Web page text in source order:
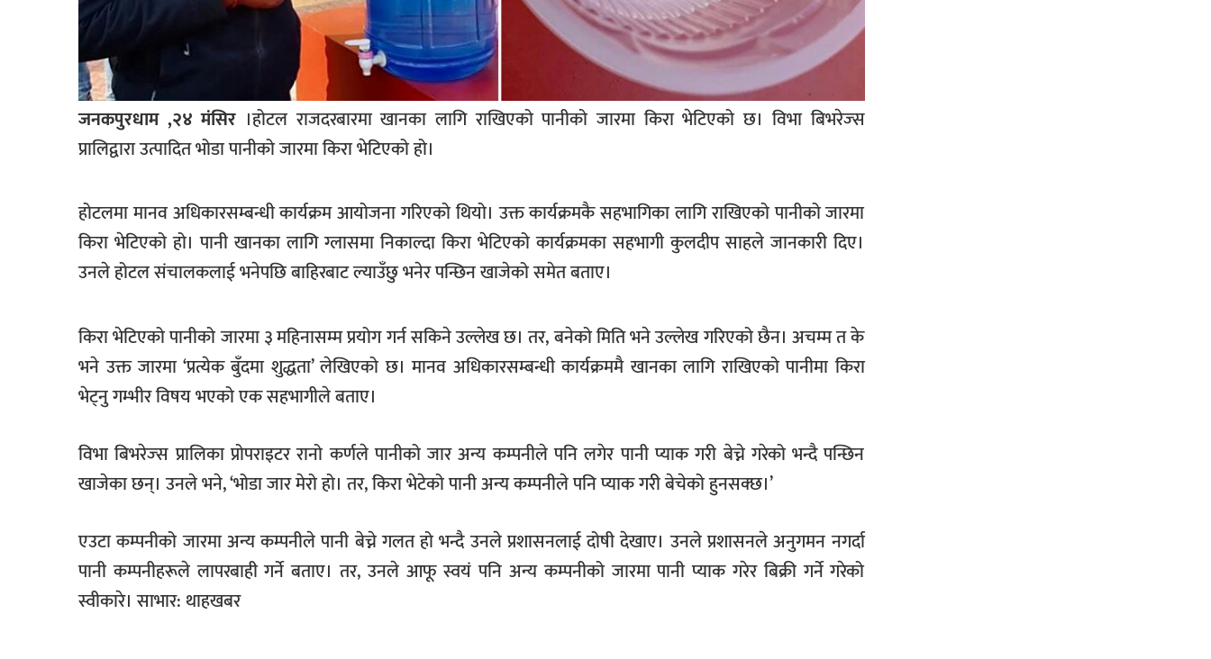
जनकपुरधाम ,२४ मंसिर ।होटल राजदरबारमा खानका लागि राखिएको पानीको जारमा किरा भेटिएको छ। विभा बिभरेज्स
प्रालिद्वारा उत्पादित भोडा पानीको जारमा किरा भेटिएको हो।
होटलमा मानव अधिकारसम्बन्धी कार्यक्रम आयोजना गरिएको थियो। उक्त कार्यक्रमकै सहभागिका लागि राखिएको पानीको जारमा
किरा भेटिएको हो। पानी खानका लागि ग्लासमा निकाल्दा किरा भेटिएको कार्यक्रमका सहभागी कुलदीप साहले जानकारी दिए।
उनले होटल संचालकलाई भनेपछि बाहिरबाट ल्याउँछु भनेर पन्छिन खाजेको समेत बताए।
किरा भेटिएको पानीको जारमा ३ महिनासम्म प्रयोग गर्न सकिने उल्लेख छ। तर, बनेको मिति भने उल्लेख गरिएको छैन। अचम्म त के
भने उक्त जारमा ‘प्रत्येक बुँदमा शुद्धता’ लेखिएको छ। मानव अधिकारसम्बन्धी कार्यक्रममै खानका लागि राखिएको पानीमा किरा
भेट्नु गम्भीर विषय भएको एक सहभागीले बताए।
विभा बिभरेज्स प्रालिका प्रोपराइटर रानो कर्णले पानीको जार अन्य कम्पनीले पनि लगेर पानी प्याक गरी बेच्ने गरेको भन्दै पन्छिन
खाजेका छन्। उनले भने, ‘भोडा जार मेरो हो। तर, किरा भेटेको पानी अन्य कम्पनीले पनि प्याक गरी बेचेको हुनसक्छ।’
एउटा कम्पनीको जारमा अन्य कम्पनीले पानी बेच्ने गलत हो भन्दै उनले प्रशासनलाई दोषी देखाए। उनले प्रशासनले अनुगमन नगर्दा
पानी कम्पनीहरूले लापरबाही गर्ने बताए। तर, उनले आफू स्वयं पनि अन्य कम्पनीको जारमा पानी प्याक गरेर बिक्री गर्ने गरेको
स्वीकारे। साभार: थाहखबर